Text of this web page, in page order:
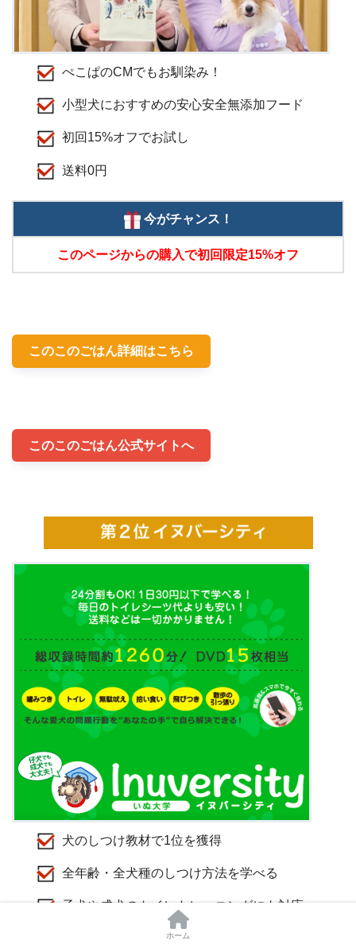
ぺこぱのCMでもお馴染み！
小型犬におすすめの安心安全無添加フード
初回15%オフでお試し
送料0円
今がチャンス！
このページからの購入で初回限定15%オフ
このこのごはん詳細はこちら
このこのごはん公式サイトへ
犬のしつけ教材で1位を獲得
全年齢・全犬種のしつけ方法を学べる
子犬や成犬のトイレトレーニングにも対応
講師のしほ先生はタランティーノ監督と仕事をし
ホーム